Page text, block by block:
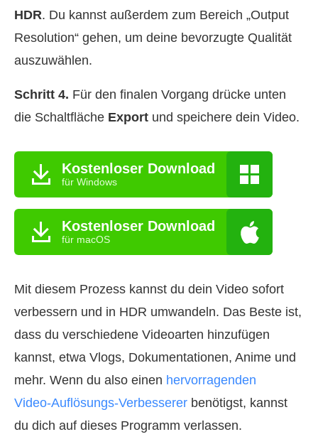
HDR. Du kannst außerdem zum Bereich „Output
Resolution“ gehen, um deine bevorzugte Qualität
auszuwählen.
Schritt 4. Für den finalen Vorgang drücke unten
die Schaltfläche Export und speichere dein Video.
Kostenloser Download
für Windows
Kostenloser Download
für macOS
Mit diesem Prozess kannst du dein Video sofort
verbessern und in HDR umwandeln. Das Beste ist,
dass du verschiedene Videoarten hinzufügen
kannst, etwa Vlogs, Dokumentationen, Anime und
mehr. Wenn du also einen hervorragenden
Video‑Auflösungs‑Verbesserer benötigst, kannst
du dich auf dieses Programm verlassen.